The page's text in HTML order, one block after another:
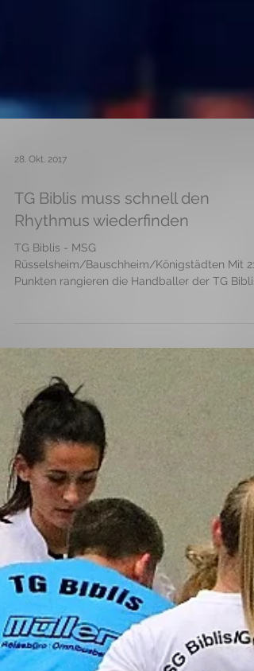
28. Okt. 2017
TG Biblis muss schnell den
Rhythmus wiederfinden
TG Biblis - MSG